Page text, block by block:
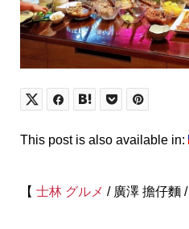
This post is also available in:
【 士林 グルメ / 廣澤 擔仔麵 /